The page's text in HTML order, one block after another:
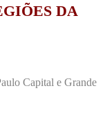
DA
Capital e Grande